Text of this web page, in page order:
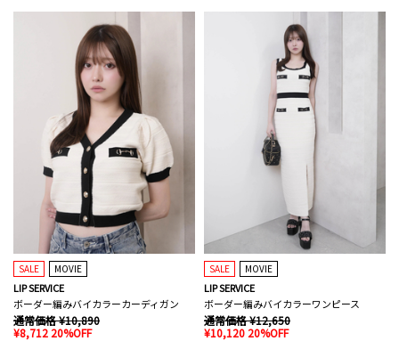
SALE MOVIE
LIP SERVICE
ボーダー編みバイカラーカーディガン
通常価格 ¥10,890
¥8,712 20%OFF
SALE MOVIE
LIP SERVICE
ボーダー編みバイカラーワンピース
通常価格 ¥12,650
¥10,120 20%OFF